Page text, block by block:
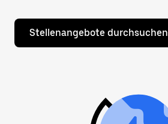
Stellenangebote durchsuchen